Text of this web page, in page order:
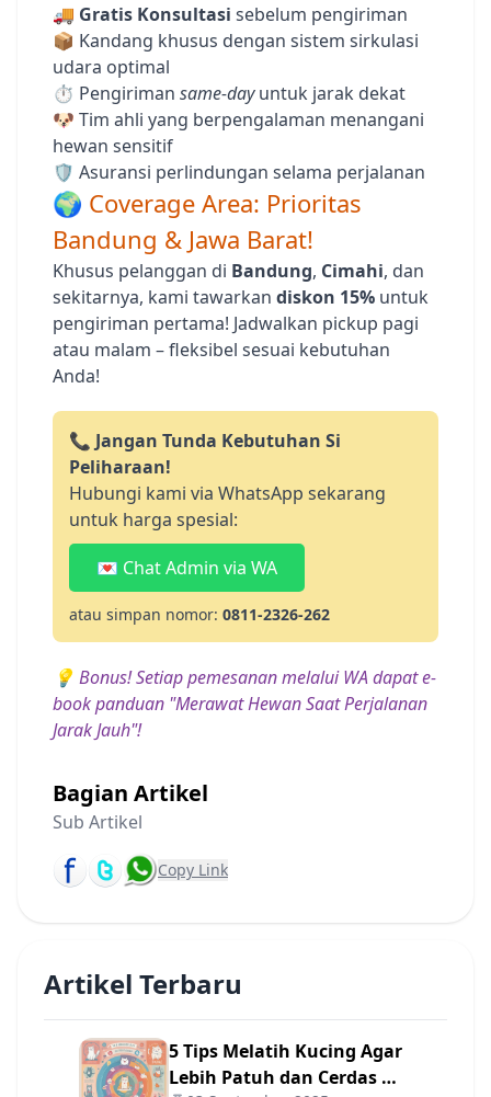
🚚 Gratis Konsultasi sebelum pengiriman
📦 Kandang khusus dengan sistem sirkulasi
udara optimal
⏱️ Pengiriman same-dayuntuk jarak dekat
🐶 Tim ahli yang berpengalaman menangani
hewan sensitif
🛡️ Asuransi perlindungan selama perjalanan
🌍 Coverage Area: Prioritas
Bandung & Jawa Barat!
Khusus pelanggan di Bandung, Cimahi, dan
sekitarnya, kami tawarkan diskon 15% untuk
pengiriman pertama! Jadwalkan pickup pagi
atau malam – fleksibel sesuai kebutuhan
Anda!
📞 Jangan Tunda Kebutuhan Si
Peliharaan!
Hubungi kami via WhatsApp sekarang
untuk harga spesial:
💌 Chat Admin via WA
atau simpan nomor: 0811-2326-262
💡 Bonus! Setiap pemesanan melalui WA dapat e-
book panduan "Merawat Hewan Saat Perjalanan
Jarak Jauh"!
Bagian Artikel
Sub Artikel
Copy Link
Artikel Terbaru
5 Tips Melatih Kucing Agar
Lebih Patuh dan Cerdas 🐾